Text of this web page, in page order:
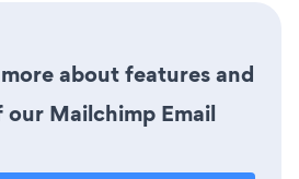
about features and
Mailchimp Email